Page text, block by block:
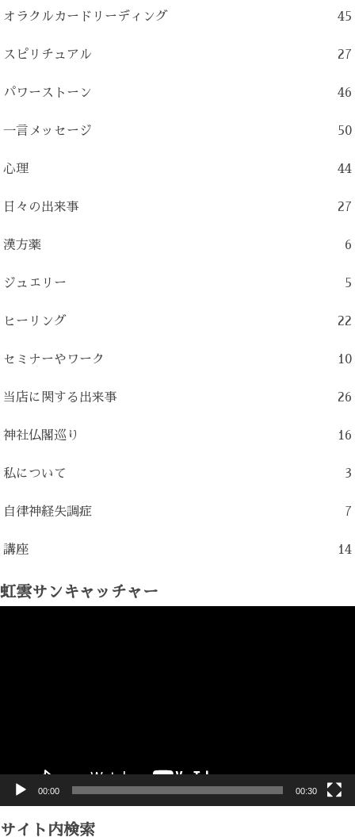
オラクルカードリーディング 45
スピリチュアル 27
パワーストーン 46
一言メッセージ 50
心理 44
日々の出来事 27
漢方薬 6
ジュエリー 5
ヒーリング 22
セミナーやワーク 10
当店に関する出来事 26
神社仏閣巡り 16
私について 3
自律神経失調症 7
講座 14
虹雲サンキャッチャー
00:00 00:30
サイト内検索